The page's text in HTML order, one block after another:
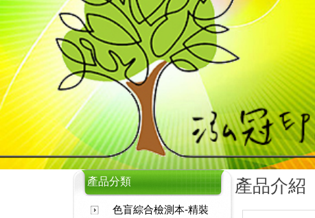
產品分類
色盲綜合檢測本-精裝
產品介紹